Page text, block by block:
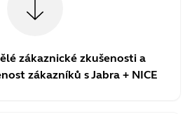
zákaznické zkušenosti a
zákazníků s Jabra + NICE